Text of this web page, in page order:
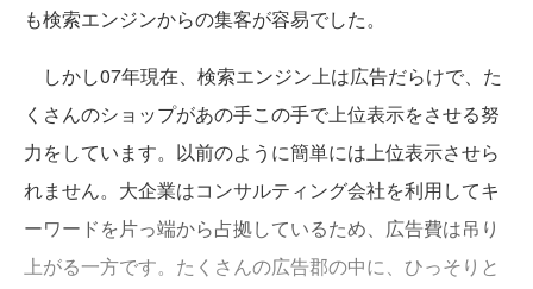
も検索エンジンからの集客が容易でした。
しかし07年現在、検索エンジン上は広告だらけで、た
くさんのショップがあの手この手で上位表示をさせる努
力をしています。以前のように簡単には上位表示させら
れません。大企業はコンサルティング会社を利用してキ
ーワードを片っ端から占拠しているため、広告費は吊り
上がる一方です。たくさんの広告郡の中に、ひっそりと